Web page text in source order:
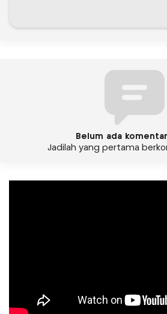
Belum ada
Jadilah yang pertama